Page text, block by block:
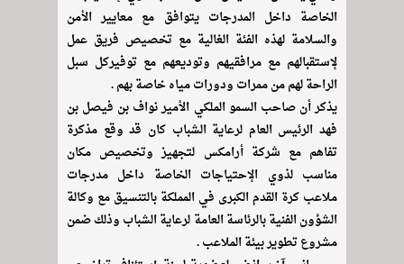
الخاصة داخل المدرجات يتوافق مع معايير الأمن
والسلامة لهذه الفئة الغالية مع تخصيص فريق عمل
لإستقبالهم مع مرافقيهم وتوديعهم مع توفيركل سبل
الراحة لهم من ممرات ودورات مياه خاصة بهم .
يذكر أن صاحب السمو الملكي الأمير نواف بن فيصل بن
فهد الرئيس العام لرعاية الشباب كان قد وقع مذكرة
تفاهم مع شركة أرامكس لتجهيز وتخصيص مكان
مناسب لذوي الإحتياجات الخاصة داخل مدرجات
ملاعب كرة القدم الكبرى في المملكة بالتنسيق مع وكالة
الشؤون الفنية بالرئاسة العامة لرعاية الشباب وذلك ضمن
مشروع تطوير بيئة الملاعب .